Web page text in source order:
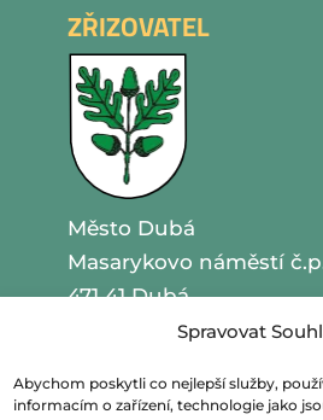
Spravovat
Abychom poskytli co nejlepší služby,
informacím o zařízení, technologie jako
ZŘIZOVATEL
Město Dubá
Masarykovo náměstí
471 41 Dubá
IČO 00260479
telefon 487 870 201